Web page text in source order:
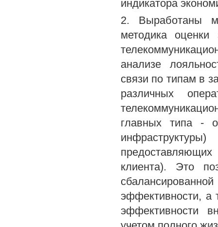
индикатора
2. Выработаны
методика оценки
анализе
связи по типам в
различных
главных типа -
клиента). Это
эффективности, а
эффективности